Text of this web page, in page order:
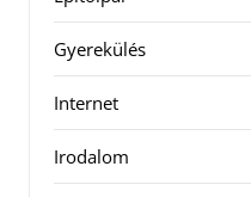
Gyerekülés
Internet
Irodalom